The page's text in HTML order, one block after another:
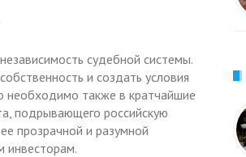
судебной системы.
и создать условия
необходимо также в кратчайшие
подрывающего российскую
прозрачной и разумной
инвесторам.